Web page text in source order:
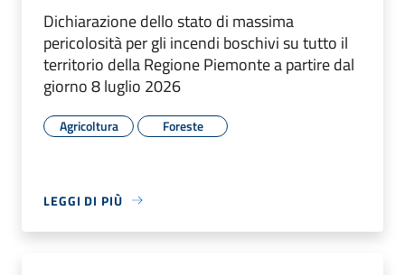
Dichiarazione dello stato di massima
pericolosità per gli incendi boschivi su tutto il
territorio della Regione Piemonte a partire dal
giorno 8 luglio 2026
Agricoltura Foreste
LEGGI DI PIÙ